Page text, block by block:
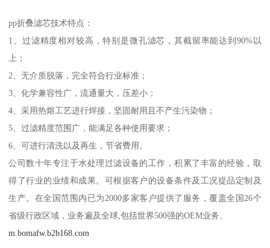
pp折叠滤芯技术特点：
1、过滤精度相对较高，特别是微孔滤芯，其截留率能达到90%以
上；
2、无介质脱落，完全符合行业标准；
3、化学兼容性广，流通量大，压差小；
4、采用热熔工艺进行焊接，坚固耐用且不产生污染物；
5、过滤精度范围广，能满足各种使用要求；
6、可进行清洗以及再生，节省费用。
公司数十年专注于水处理过滤设备的工作，积累了丰富的经验，取
得了行业的业绩和成果。可根据客户的设备条件及工况提品定制及
生产。在全国范围内已为2000多家客户提供了服务，覆盖全国26个
省级行政区域，业务遍及全球,包括世界500强的OEM业务。
m.bomafw.b2b168.com